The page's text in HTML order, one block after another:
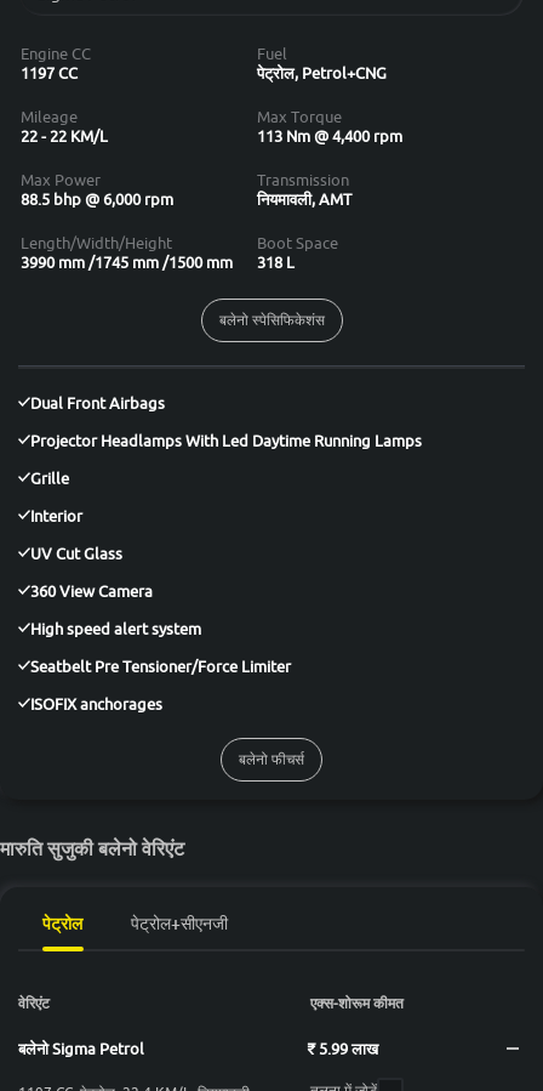
Engine CC
1197 CC
Fuel
पेट्रोल, Petrol+CNG
Mileage
22 - 22 KM/L
Max Torque
113 Nm @ 4,400 rpm
Max Power
88.5 bhp @ 6,000 rpm
Transmission
नियमावली, AMT
Length/Width/Height
3990 mm /1745 mm /1500 mm
Boot Space
318 L
बलेनो स्पेसिफिकेशंस
Dual Front Airbags
Projector Headlamps With Led Daytime Running Lamps
Grille
Interior
UV Cut Glass
360 View Camera
High speed alert system
Seatbelt Pre Tensioner/Force Limiter
ISOFIX anchorages
बलेनो फीचर्स
मारुति सुजुकी बलेनो वेरिएंट
पेट्रोल पेट्रोल+सीएनजी
वेरिएंट एक्स-शोरूम कीमत
बलेनो Sigma Petrol ₹ 5.99 लाख